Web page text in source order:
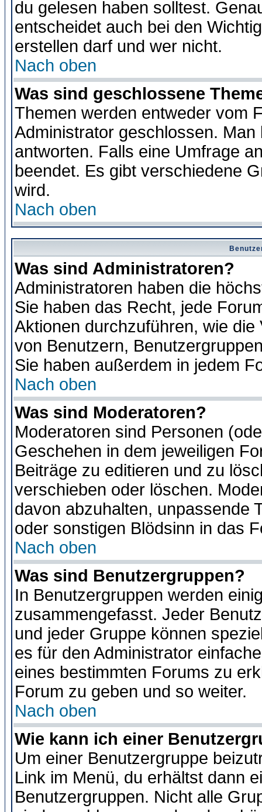
du gelesen haben solltest.
entscheidet auch bei den
erstellen darf und wer nicht.
Nach oben
Was sind geschlossene
Themen werden entweder vom
Administrator geschlossen.
antworten. Falls eine Umfrage
beendet. Es gibt verschiedene
wird.
Nach oben
Was sind Administratoren?
Administratoren haben die
Sie haben das Recht, jede
Aktionen durchzuführen, wie
von Benutzern,
Sie haben außerdem in jedem
Nach oben
Was sind Moderatoren?
Moderatoren sind Personen
Geschehen in dem jeweiligen
Beiträge zu editieren und zu
verschieben oder löschen.
davon abzuhalten, unpassende
oder sonstigen Blödsinn in das
Nach oben
Was sind Benutzergruppen?
In Benutzergruppen werden
zusammengefasst. Jeder
und jeder Gruppe können
es für den Administrator
eines bestimmten Forums zu
Forum zu geben und so weiter.
Nach oben
Wie kann ich einer
Um einer Benutzergruppe
Link im Menü, du erhältst dann
Benutzergruppen. Nicht alle